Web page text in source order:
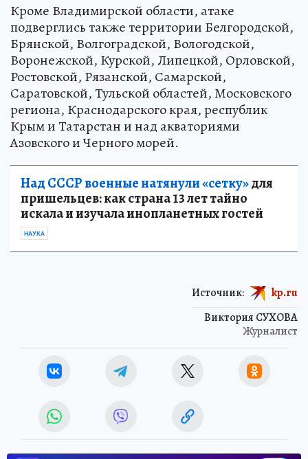
Кроме Владимирской области, атаке
подверглись также территории Белгородской,
Брянской, Волгоградской, Вологодской,
Воронежской, Курской, Липецкой, Орловской,
Ростовской, Рязанской, Самарской,
Саратовской, Тульской областей, Московского
региона, Краснодарского края, республик
Крым и Татарстан и над акваториями
Азовского и Черного морей.
Над СССР военные натянули «сетку»для
пришельцев: как страна 13 лет тайно
искала и изучала инопланетных гостей
НАУКА
Виктория СУХОВА
Журналист
Источник: kp.ru